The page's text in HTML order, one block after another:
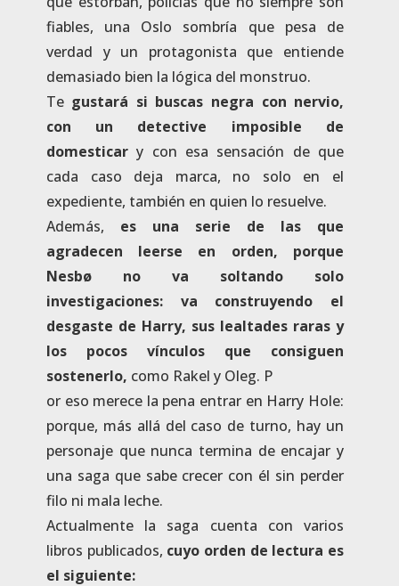
fiables, una Oslo sombría que pesa de
verdad y un protagonista que entiende
demasiado bien la lógica del monstruo.
Te gustará si buscas negra con nervio,
con un detective imposible de
domesticary con esa sensación de que
cada caso deja marca, no solo en el
expediente, también en quien lo resuelve.
Además, es una serie de las que
agradecen leerse en orden, porque
Nesbø no va soltando solo
investigaciones: va construyendo el
desgaste de Harry, sus lealtades raras y
los pocos vínculos que consiguen
sostenerlo, como Rakel y Oleg. P
or eso merece la pena entrar en Harry Hole:
porque, más allá del caso de turno, hay un
personaje que nunca termina de encajar y
una saga que sabe crecer con él sin perder
filo ni mala leche.
Actualmente la saga cuenta con varios
libros publicados, cuyo orden de lectura es
el siguiente: